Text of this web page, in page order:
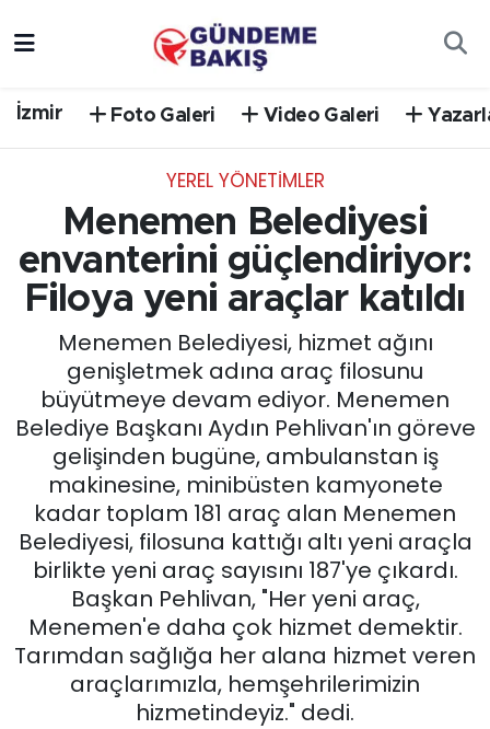
İzmir Foto Galeri Video Galeri
YEREL YÖNETİMLER
Menemen Belediyesi
envanterini güçlendiriyor:
Filoya yeni araçlar katıldı
Menemen Belediyesi, hizmet ağını
genişletmek adına araç filosunu
büyütmeye devam ediyor. Menemen
Belediye Başkanı Aydın Pehlivan'ın göreve
gelişinden bugüne, ambulanstan iş
makinesine, minibüsten kamyonete
kadar toplam 181 araç alan Menemen
Belediyesi, filosuna kattığı altı yeni araçla
birlikte yeni araç sayısını 187'ye çıkardı.
Başkan Pehlivan, "Her yeni araç,
Menemen'e daha çok hizmet demektir.
Tarımdan sağlığa her alana hizmet veren
araçlarımızla, hemşehrilerimizin
hizmetindeyiz." dedi.
EGE
EĞİTİM
EKONOMİ
English News
GÜNCEL
KÜLTÜR SANAT
MAGAZİN
POLİTİKA
SAĞLIK
Trafik Durumu
Süper Lig Puan Durumu ve Fikstür
Tüm Manşetler
Son Dakika Haberleri
Haber Arşivi